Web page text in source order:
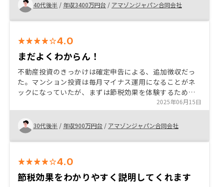
40代後半 / 年収3400万円台 / アマゾンジャパン合同会社
4.0
まだよくわからん！
不動産投資のきっかけは確定申告による、追加徴収だっ
た。マンション投資は毎月マイナス運用になることがネ
ックになっていたが、まずは節税効果を体験するために
始めた。投資をして良かったと感じる程、期間が経過し
ていない。
2025年06月15日
30代後半 / 年収900万円台 / アマゾンジャパン合同会社
4.0
節税効果をわかりやすく説明してくれます